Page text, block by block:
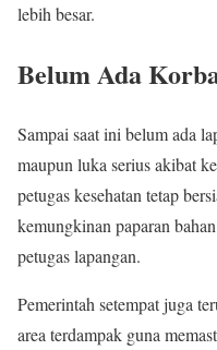
lebih besar.
Belum Ada
Sampai saat ini belum ada
maupun luka serius akibat
petugas kesehatan tetap
kemungkinan paparan
petugas lapangan.
Pemerintah setempat juga
area terdampak guna